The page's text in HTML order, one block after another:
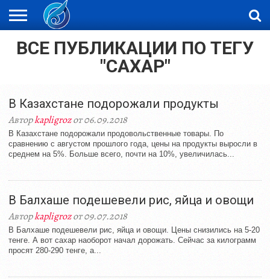
ЖАҢАЛЫҚТАР
НОВОСТИ
ВИДЕО
ФОТОРЕПОРТАЖИ
ОРКЕН
ВСЕ ПУБЛИКАЦИИ ПО ТЕГУ
"САХАР"
В Казахстане подорожали продукты
Авторkapligrozот 06.09.2018
В Казахстане подорожали продовольственные товары. По
сравнению с августом прошлого года, цены на продукты выросли в
среднем на 5%. Больше всего, почти на 10%, увеличилась...
В Балхаше подешевели рис, яйца и овощи
Авторkapligrozот 09.07.2018
В Балхаше подешевели рис, яйца и овощи. Цены снизились на 5-20
тенге. А вот сахар наоборот начал дорожать. Сейчас за килограмм
просят 280-290 тенге, а...